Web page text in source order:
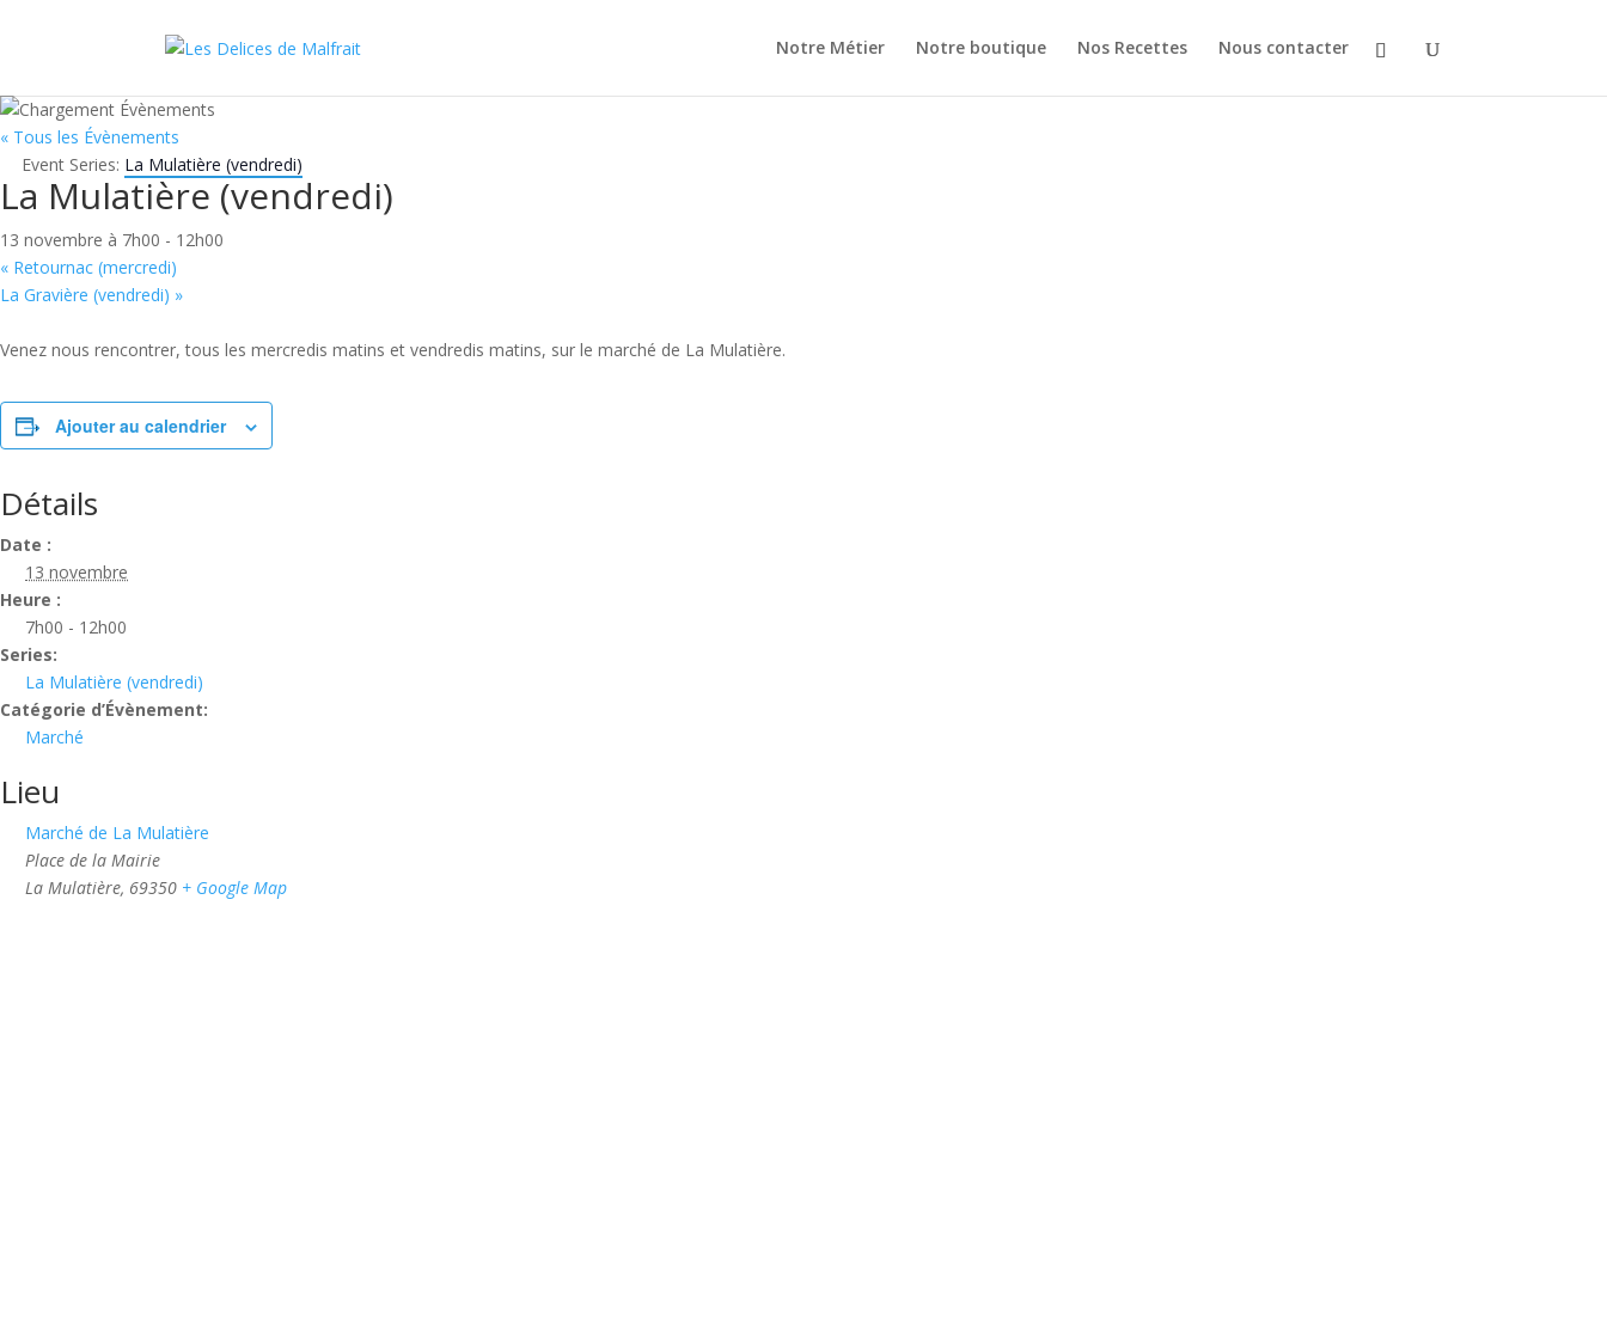
Notre Métier Notre boutique Nos Recettes Nous contacter
« Tous les Évènements
Event Series: La Mulatière (vendredi)
La Mulatière (vendredi)
13 novembre à 7h00 - 12h00
« Retournac (mercredi)
La Gravière (vendredi) »
Venez nous rencontrer, tous les mercredis matins et vendredis matins, sur le marché de La Mulatière.
Ajouter au calendrier
Détails
Date :
13 novembre
Heure :
7h00 - 12h00
Series:
La Mulatière (vendredi)
Catégorie d’Évènement:
Marché
Lieu
Marché de La Mulatière
Place de la Mairie
La Mulatière, 69350 + Google Map